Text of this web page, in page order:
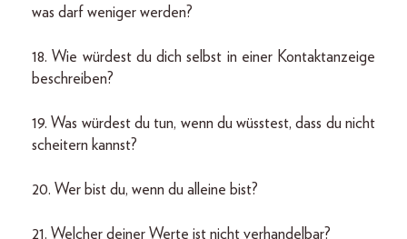
was darf weniger werden?
18. Wie würdest du dich selbst in einer Kontaktanzeige
beschreiben?
19. Was würdest du tun, wenn du wüsstest, dass du nicht
scheitern kannst?
20. Wer bist du, wenn du alleine bist?
21. Welcher deiner Werte ist nicht verhandelbar?